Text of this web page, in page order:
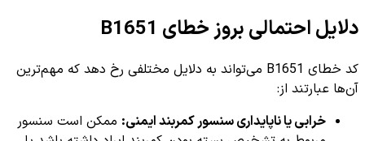
دلایل احتمالی بروز خطای B1651
کد خطای B1651 می‌تواند به دلایل مختلفی رخ دهد که مهم‌ترین
آن‌ها عبارتند از:
خرابی یا ناپایداری سنسور کمربند ایمنی: ممکن است سنسور